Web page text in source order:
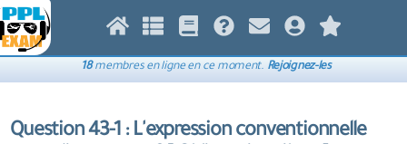
18membres en ligne en ce moment. Rejoignez-les
Question 43-1 : L'expression conventionnelle